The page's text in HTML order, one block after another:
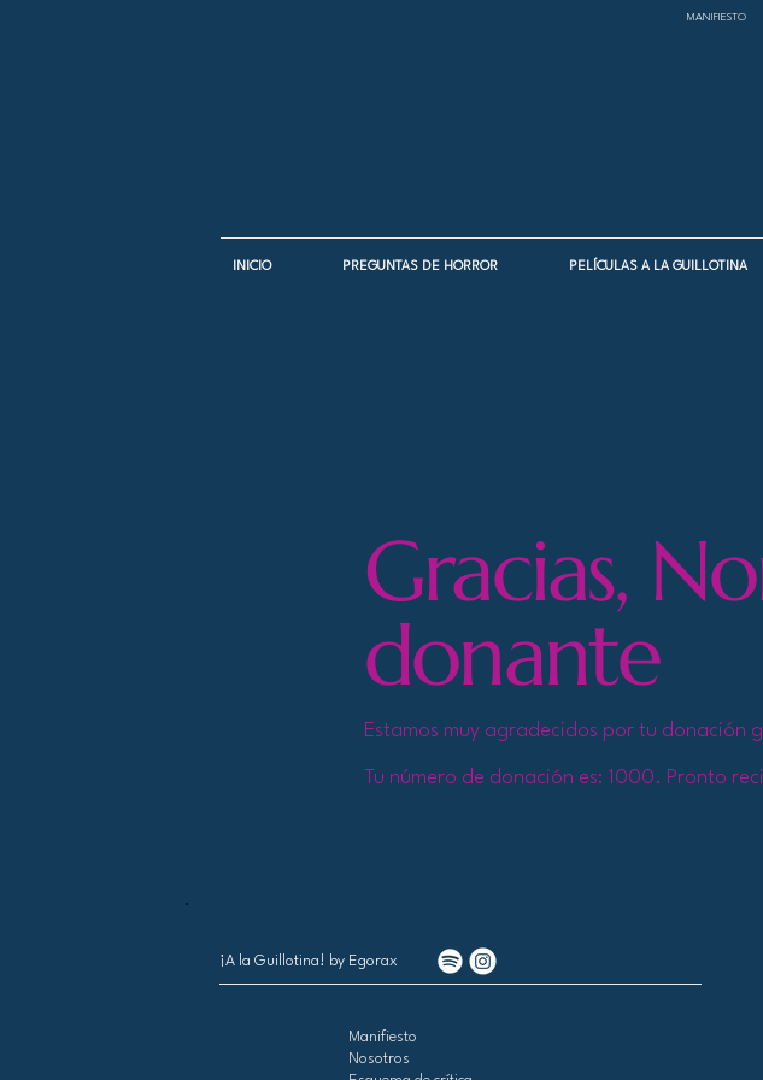
MANIFIESTO
INICIO PREGUNTAS DE HORROR PELÍCULAS A LA GUILLOTINA
Gracias,
donante
Estamos muy agradecidos por tu donación
Tu número de donación es: 1000. Pronto
¡A la Guillotina! by Egorax
Manifiesto
Nosotros